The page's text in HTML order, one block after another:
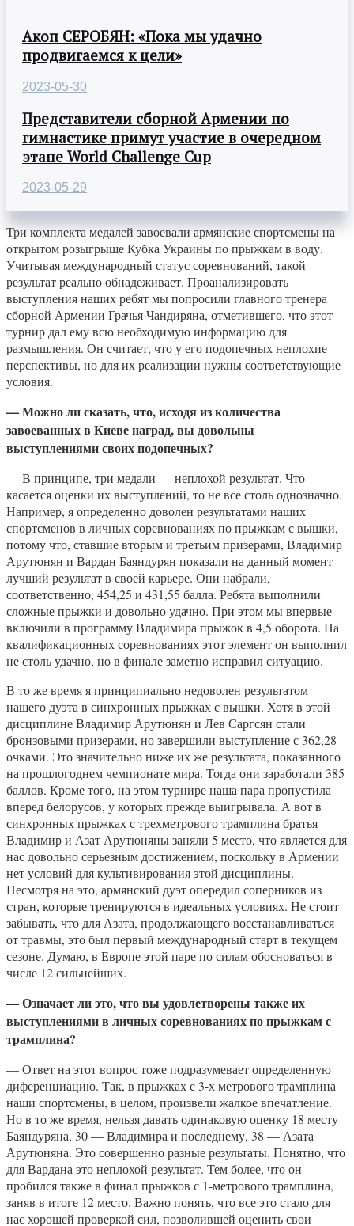
Акоп СЕРОБЯН: «Пока мы удачно
продвигаемся к цели»
2023-05-30
Представители сборной Армении по
гимнастике примут участие в очередном
этапе World Challenge Cup
2023-05-29
Три комплекта медалей завоевали армянские спортсмены на
открытом розыгрыше Кубка Украины по прыжкам в воду.
Учитывая международный статус соревнований, такой
результат реально обнадеживает. Проанализировать
выступления наших ребят мы попросили главного тренера
сборной Армении Грачья Чандиряна, отметившего, что этот
турнир дал ему всю необходимую информацию для
размышления. Он считает, что у его подопечных неплохие
перспективы, но для их реализации нужны соответствующие
условия.
— Можно ли сказать, что, исходя из количества
завоеванных в Киеве наград, вы довольны
выступлениями своих подопечных?
— В принципе, три медали — неплохой результат. Что
касается оценки их выступлений, то не все столь однозначно.
Например, я определенно доволен результатами наших
спортсменов в личных соревнованиях по прыжкам с вышки,
потому что, ставшие вторым и третьим призерами, Владимир
Арутюнян и Вардан Баяндурян показали на данный момент
лучший результат в своей карьере. Они набрали,
соответственно, 454,25 и 431,55 балла. Ребята выполнили
сложные прыжки и довольно удачно. При этом мы впервые
включили в программу Владимира прыжок в 4,5 оборота. На
квалификационных соревнованиях этот элемент он выполнил
не столь удачно, но в финале заметно исправил ситуацию.
В то же время я принципиально недоволен результатом
нашего дуэта в синхронных прыжках с вышки. Хотя в этой
дисциплине Владимир Арутюнян и Лев Саргсян стали
бронзовыми призерами, но завершили выступление с 362,28
очками. Это значительно ниже их же результата, показанного
на прошлогоднем чемпионате мира. Тогда они заработали 385
баллов. Кроме того, на этом турнире наша пара пропустила
вперед белорусов, у которых прежде выигрывала. А вот в
синхронных прыжках с трехметрового трамплина братья
Владимир и Азат Арутюняны заняли 5 место, что является для
нас довольно серьезным достижением, поскольку в Армении
нет условий для культивирования этой дисциплины.
Несмотря на это, армянский дуэт опередил соперников из
стран, которые тренируются в идеальных условиях. Не стоит
забывать, что для Азата, продолжающего восстанавливаться
от травмы, это был первый международный старт в текущем
сезоне. Думаю, в Европе этой паре по силам обосноваться в
числе 12 сильнейших.
— Означает ли это, что вы удовлетворены также их
выступлениями в личных соревнованиях по прыжкам с
трамплина?
— Ответ на этот вопрос тоже подразумевает определенную
диференциацию. Так, в прыжках с 3-х метрового трамплина
наши спортсмены, в целом, произвели жалкое впечатление.
Но в то же время, нельзя давать одинаковую оценку 18 месту
Баяндуряна, 30 — Владимира и последнему, 38 — Азата
Арутюняна. Это совершенно разные результаты. Понятно, что
для Вардана это неплохой результат. Тем более, что он
пробился также в финал прыжков с 1-метрового трамплина,
заняв в итоге 12 место. Важно понять, что все это стало для
нас хорошей проверкой сил, позволившей оценить свои